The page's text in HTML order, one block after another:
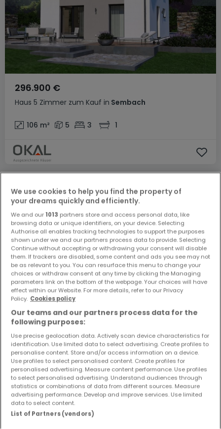
Haus 5 Zimmer zum Kauf in Sembach
296.900 €
106 m² 5 3 1
Haus 6 Zimmer zum Kauf in Sembach
447.900 €
187 m² 6 3 2
We use cookies to help you find the property of
your dreams quickly and efficiently.
We and our 1013 partners store and access personal data, like
browsing data or unique identifiers, on your device. Selecting
Authorise all enables tracking technologies to support the purposes
shown under we and our partners process data to provide. Selecting
Continue without accepting or withdrawing your consent will disable
them. If trackers are disabled, some content and ads you see may not
be as relevant to you. You can resurface this menu to change your
choices or withdraw consent at any time by clicking the Managing
parameters link on the bottom of the webpage. Your choices will have
effect within our Website. For more details, refer to our Privacy
Policy. Cookies policy
Our teams and our partners process data for the
following purposes:
Use precise geolocation data. Actively scan device characteristics for
identification. Use limited data to select advertising. Create profiles to
personalise content. Store and/or access information on a device.
Use profiles to select personalised content. Create profiles for
personalised advertising. Measure content performance. Use profiles
to select personalised advertising. Understand audiences through
statistics or combinations of data from different sources. Measure
advertising performance. Develop and improve services. Use limited
data to select content.
List of Partners (vendors)